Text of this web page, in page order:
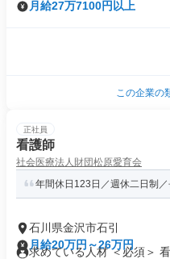
月給27万7100円以上
この企業の
正社員
看護師
社会医療法人財団松原愛育会
年間休日123日／週休二日制
石川県金沢市石引
月給20万円～26万円
求めている人材 ＜必須＞